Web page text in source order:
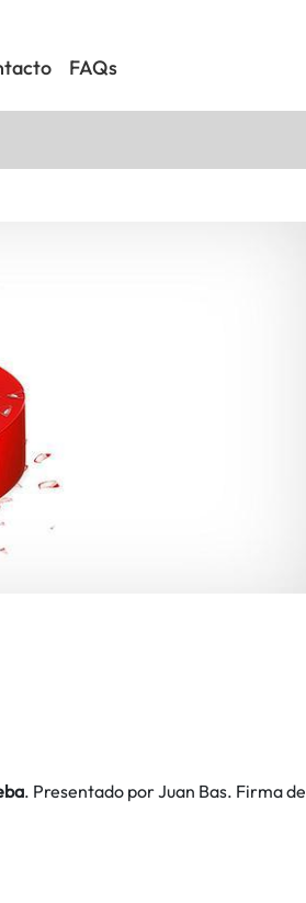
FAQs
. Presentado por Juan Bas. Firma de